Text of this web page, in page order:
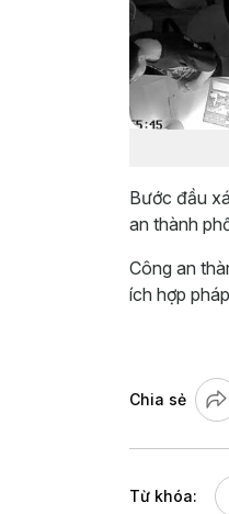
Bước đầu
an thành
‎Công an
ích hợp
Chia sẻ
Từ khóa: